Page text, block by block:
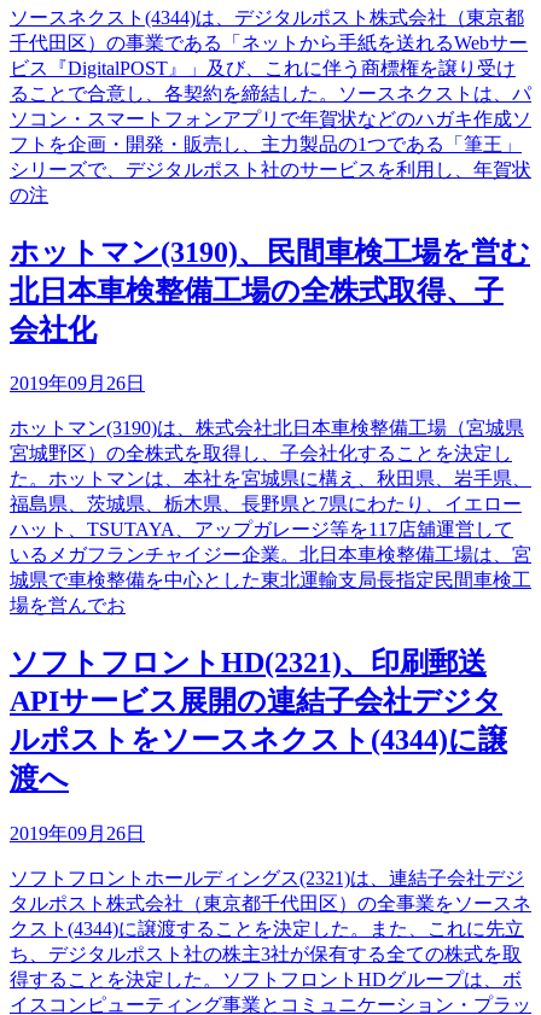
ソースネクスト(4344)は、デジタルポスト株式会社（東京都
千代田区）の事業である「ネットから手紙を送れるWebサー
ビス『DigitalPOST』」及び、これに伴う商標権を譲り受け
ることで合意し、各契約を締結した。ソースネクストは、パ
ソコン・スマートフォンアプリで年賀状などのハガキ作成ソ
フトを企画・開発・販売し、主力製品の1つである「筆王」
シリーズで、デジタルポスト社のサービスを利用し、年賀状
の注
ホットマン(3190)、民間車検工場を営む
北日本車検整備工場の全株式取得、子
会社化
2019年09月26日
ホットマン(3190)は、株式会社北日本車検整備工場（宮城県
宮城野区）の全株式を取得し、子会社化することを決定し
た。ホットマンは、本社を宮城県に構え、秋田県、岩手県、
福島県、茨城県、栃木県、長野県と7県にわたり、イエロー
ハット、TSUTAYA、アップガレージ等を117店舖運営して
いるメガフランチャイジー企業。北日本車検整備工場は、宮
城県で車検整備を中心とした東北運輸支局長指定民間車検工
場を営んでお
ソフトフロントHD(2321)、印刷郵送
APIサービス展開の連結子会社デジタ
ルポストをソースネクスト(4344)に譲
渡へ
2019年09月26日
ソフトフロントホールディングス(2321)は、連結子会社デジ
タルポスト株式会社（東京都千代田区）の全事業をソースネ
クスト(4344)に譲渡することを決定した。また、これに先立
ち、デジタルポスト社の株主3社が保有する全ての株式を取
得することを決定した。ソフトフロントHDグループは、ボ
イスコンピューティング事業とコミュニケーション・プラッ